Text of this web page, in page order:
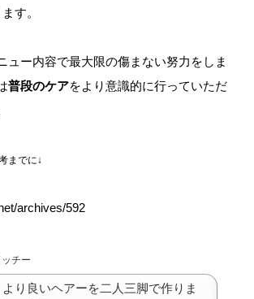
す。
ュー内容で最大限の傷まない努力をしま
普段のケアをより意識的に行っていただ
までに↓
archives/592
ッチー
より良いヘアーを二人三脚で作りま